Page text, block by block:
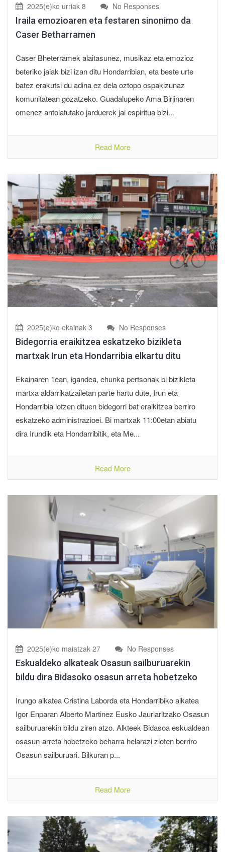
2025(e)ko urriak 8 No Responses
Iraila emozioaren eta festaren sinonimo da
Caser Betharramen
Caser Bheterramek alaitasunez, musikaz eta emozioz
beteriko jaiak bizi izan ditu Hondarribian, eta beste urte
batez erakutsi du adina ez dela oztopo ospakizunaz
komunitatean gozatzeko. Guadalupeko Ama Birjinaren
omenez antolatutako jarduerek jai espiritua bizi...
Read More
2025(e)ko ekainak 3 No Responses
Bidegorria eraikitzea eskatzeko bizikleta
martxak Irun eta Hondarribia elkartu ditu
Ekainaren 1ean, igandea, ehunka pertsonak bi bizikleta
martxa aldarrikatzailetan parte hartu dute, Irun eta
Hondarribia lotzen dituen bidegorri bat eraikitzea berriro
eskatzeko administrazioei. Bi martxak 11:00etan abiatu
dira Irundik eta Hondarribitik, eta Me...
Read More
2025(e)ko maiatzak 27 No Responses
Eskualdeko alkateak Osasun sailburuarekin
bildu dira Bidasoko osasun arreta hobetzeko
Irungo alkatea Cristina Laborda eta Hondarribiko alkatea
Igor Enparan Alberto Martinez Eusko Jaurlaritzako Osasun
sailburuarekin bildu ziren atzo. Alkteek Bidasoa eskualdean
osasun-arreta hobetzeko beharra helarazi zioten berriro
Osasun sailburuari. Bilkuran p...
Read More